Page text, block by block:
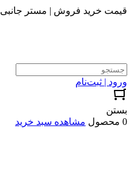
قیمت خرید فروش | مستر جانبی
ورود | ثبت‌نام
بستن
0 محصول
مشاهده سبد خرید